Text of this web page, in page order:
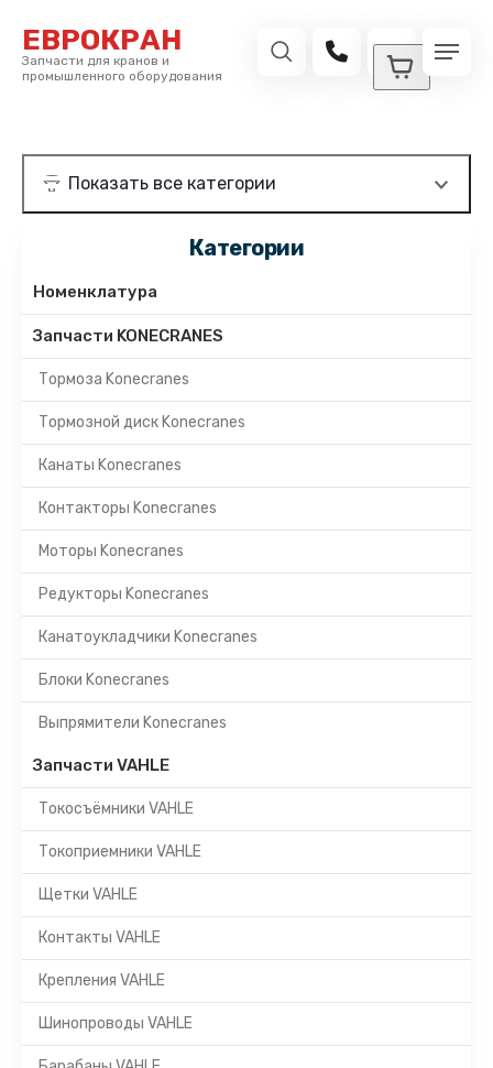
ЕВРОКРАН
Запчасти для кранов и
промышленного оборудования
Категории
Номенклатура
Запчасти KONECRANES
Тормоза Konecranes
Тормозной диск Konecranes
Канаты Konecranes
Контакторы Konecranes
Моторы Konecranes
Редукторы Konecranes
Канатоукладчики Konecranes
Блоки Konecranes
Выпрямители Konecranes
Запчасти VAHLE
Токосъёмники VAHLE
Токоприемники VAHLE
Щетки VAHLE
Контакты VAHLE
Крепления VAHLE
Шинопроводы VAHLE